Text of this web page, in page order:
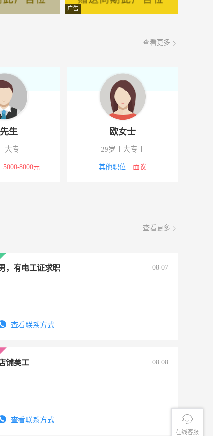
在线客服
面议 08-08
广告
查看更多
生
大专
5000-8000元
欧女士
29岁 大专
其他职位 面议
查看更多
，有电工证求职 08-07
查看联系方式
铺美工 08-08
查看联系方式